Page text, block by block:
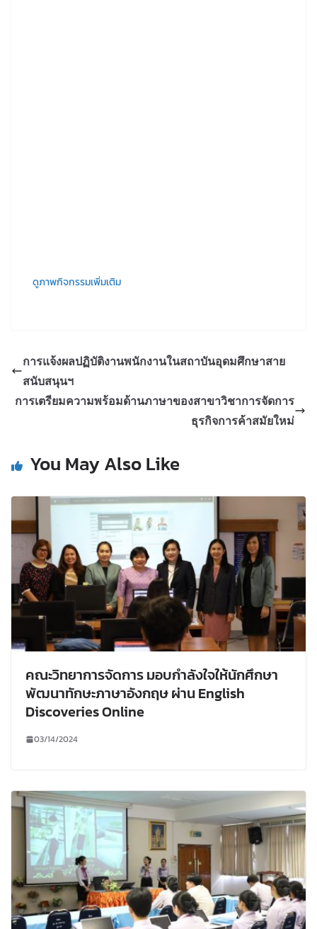
ดูภาพกิจกรรมเพิ่มเติม
การแจ้งผลปฏิบัติงานพนักงานในสถาบันอุดมศึกษาสาย
สนับสนุนฯ
การเตรียมความพร้อมด้านภาษาของสาขาวิชาการจัดการ
ธุรกิจการค้าสมัยใหม่
You May Also Like
คณะวิทยาการจัดการ มอบกำลังใจให้นักศึกษา
พัฒนาทักษะภาษาอังกฤษ ผ่าน English
Discoveries Online
03/14/2024